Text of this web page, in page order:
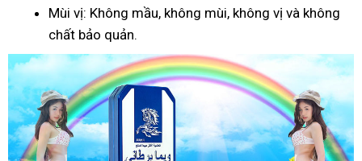
Mùi vị: Không mầu, không mùi, không vị và không
chất bảo quản.